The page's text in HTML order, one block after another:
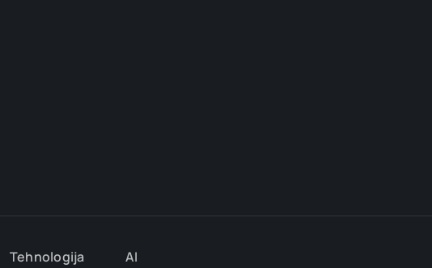
Tehnologija AI